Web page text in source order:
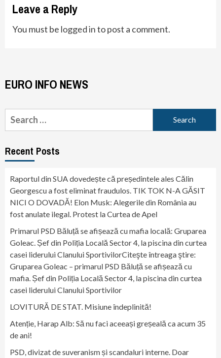
Leave a Reply
You must be logged into post a comment.
EURO INFO NEWS
Search
for:
Recent Posts
Raportul din SUA dovedește că președintele ales Călin
Georgescu a fost eliminat fraudulos. TIK TOK N-A GĂSIT
NICI O DOVADĂ! Elon Musk: Alegerile din România au
fost anulate ilegal. Protest la Curtea de Apel
Primarul PSD Băluță se afișează cu mafia locală: Gruparea
Goleac. Șef din Poliția Locală Sector 4, la piscina din curtea
casei liderului Clanului SportivilorCiteşte întreaga ştire:
Gruparea Goleac – primarul PSD Băluță se afișează cu
mafia. Șef din Poliția Locală Sector 4, la piscina din curtea
casei liderului Clanului Sportivilor
LOVITURĂ DE STAT. Misiune îndeplinită!
Atenție, Harap Alb: Să nu faci aceeași greșeală ca acum 35
de ani!
PSD, divizat de suveranism și scandaluri interne. Doar